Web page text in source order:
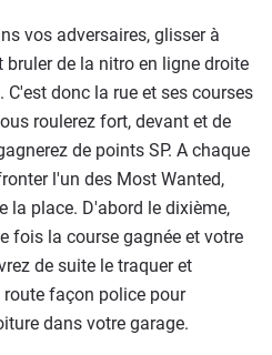
vos adversaires, glisser à
de la nitro en ligne droite
donc la rue et ses courses
roulerez fort, devant et de
de points SP. A chaque
l'un des Most Wanted,
la place. D'abord le dixième,
fois la course gagnée et votre
de suite le traquer et
façon police pour
dans votre garage.